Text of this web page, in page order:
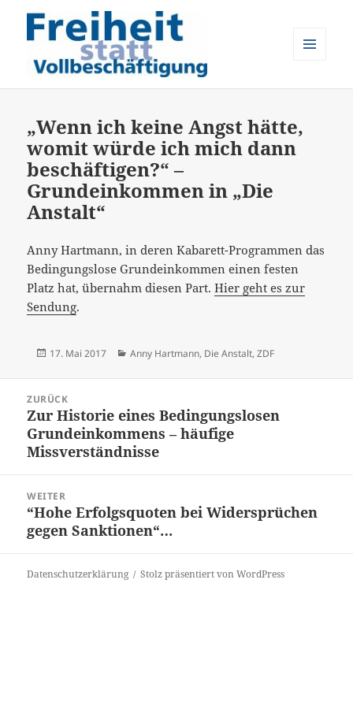
„Wenn ich keine Angst hätte,
womit würde ich mich dann
beschäftigen?“ –
Grundeinkommen in „Die
Anstalt“
Anny Hartmann, in deren Kabarett-Programmen das
Bedingungslose Grundeinkommen einen festen
Platz hat, übernahm diesen Part.Hier geht es zur
Sendung.
Veröffentlicht
17. Mai 2017 Kategorien
Anny Hartmann, Die Anstalt, ZDF
Navigation
ZURÜCK
Vorheriger
Beitrag:
Zur Historie eines Bedingungslosen
Grundeinkommens – häufige
Missverständnisse
WEITER
Nächster
Beitrag:
“Hohe Erfolgsquoten bei Widersprüchen
gegen Sanktionen“…
Datenschutzerklärung Stolz präsentiert von WordPress